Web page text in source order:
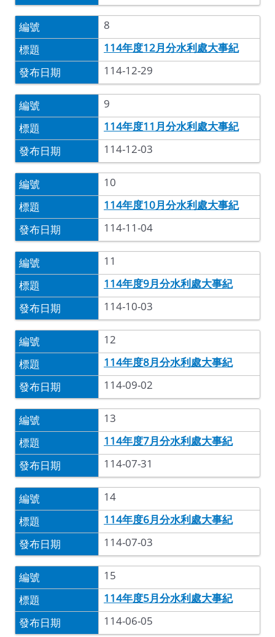
8
114年度12月分水利處大事紀
114-12-29
9
114年度11月分水利處大事紀
114-12-03
10
114年度10月分水利處大事紀
114-11-04
11
114年度9月分水利處大事紀
114-10-03
12
114年度8月分水利處大事紀
114-09-02
13
114年度7月分水利處大事紀
114-07-31
14
114年度6月分水利處大事紀
114-07-03
15
114年度5月分水利處大事紀
114-06-05